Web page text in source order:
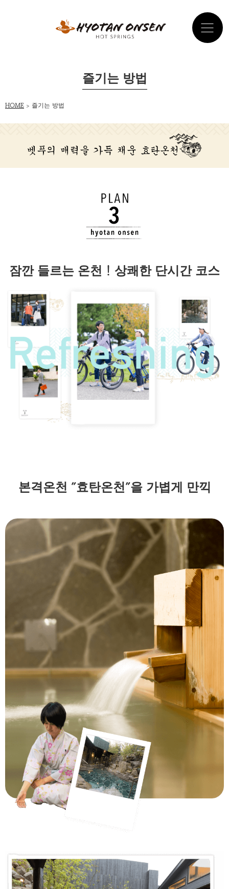
즐기는 방법
HOME > 즐기는 방법
잠깐 들르는 온천！상쾌한 단시간 코스
본격온천 ”효탄온천”을 가볍게 만끽